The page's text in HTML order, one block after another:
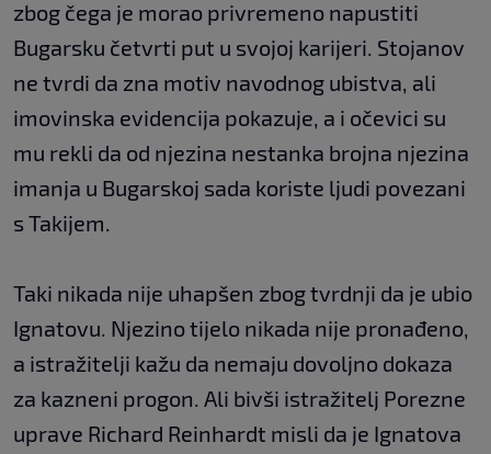
zbog čega je morao privremeno napustiti
Bugarsku četvrti put u svojoj karijeri. Stojanov
ne tvrdi da zna motiv navodnog ubistva, ali
imovinska evidencija pokazuje, a i očevici su
mu rekli da od njezina nestanka brojna njezina
imanja u Bugarskoj sada koriste ljudi povezani
s Takijem.
Taki nikada nije uhapšen zbog tvrdnji da je ubio
Ignatovu. Njezino tijelo nikada nije pronađeno,
a istražitelji kažu da nemaju dovoljno dokaza
za kazneni progon. Ali bivši istražitelj Porezne
uprave Richard Reinhardt misli da je Ignatova